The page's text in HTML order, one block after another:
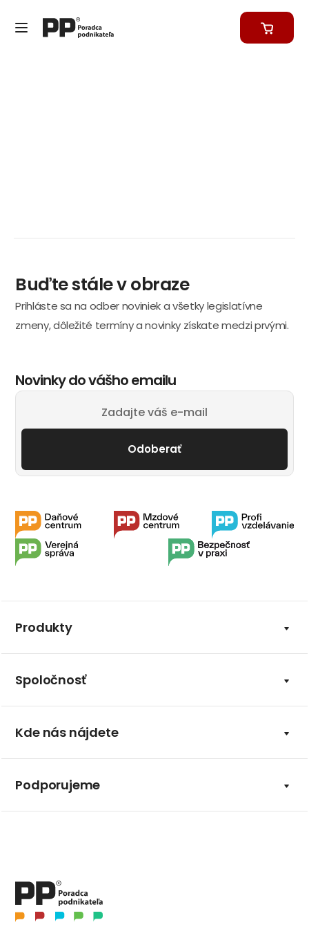
Buďte stále v obraze
Prihláste sa na odber noviniek a všetky legislatívne
zmeny, dôležité termíny a novinky získate medzi prvými.
Novinky do vášho emailu
Odoberať
Produkty
Spoločnosť
Kde nás nájdete
Podporujeme